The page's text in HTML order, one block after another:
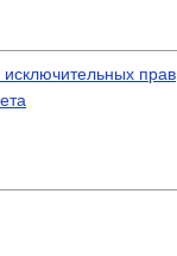
прав